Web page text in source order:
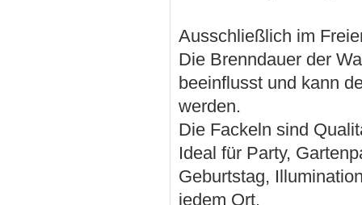
Ausschließlich im
Die Brenndauer der
beeinflusst und kann
werden.
Die Fackeln sind
Ideal für Party,
Geburtstag,
jedem Ort.